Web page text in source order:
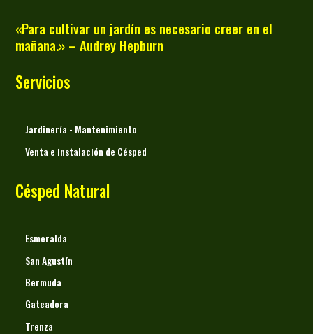
«Para cultivar un jardín es necesario creer en el
mañana.» – Audrey Hepburn
Servicios
Jardinería - Mantenimiento
Venta e instalación de Césped
Césped Natural
Esmeralda
San Agustín
Bermuda
Gateadora
Trenza